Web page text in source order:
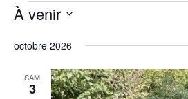
Évènements
À venir
une
octobre 2026
SAM
3